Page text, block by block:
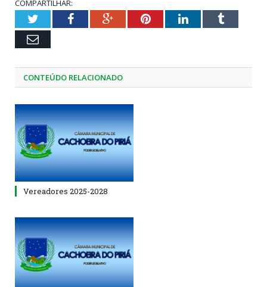
COMPARTILHAR:
TwitterFacebookGoogle+PinterestLinkedInTumblr
Email
CONTEÚDO RELACIONADO
Vereadores 2025-2028